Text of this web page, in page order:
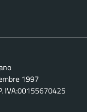
1997
IVA:00155670425